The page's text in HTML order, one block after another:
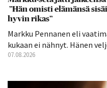
”Hän omisti elämänsä
hyvin rikas”
Markku Pennanen eli
kukaan ei nähnyt. Hänen
07.08.2026